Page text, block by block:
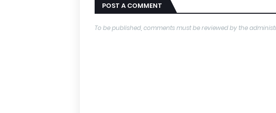
POST A COMMENT
To be published, comments must be reviewed by the